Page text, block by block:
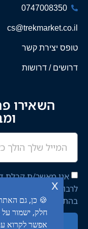
🍪 כן, גם
חלק, ישמור על
אפשר לקרוא
x
0747008350
cs@trekmarket.co.il
טופס יצירת קשר
דרושים / דרושות
השאירו
אני מאשר/ת קבלת
לרבות מסרון ודוא"ל
בהתאם ל־מדיניות